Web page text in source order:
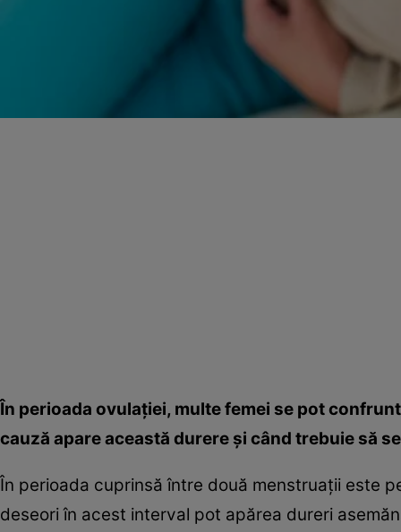
În perioada ovulaţiei, multe femei se pot
cauză apare această durere şi când trebuie să
În perioada cuprinsă între două menstruaţii este
deseori în acest interval pot apărea dureri